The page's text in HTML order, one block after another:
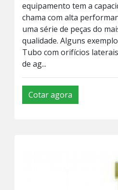
equipamento tem a
chama com alta
uma série de peças do
qualidade. Alguns
Tubo com orifícios
de ag...
Cotar agora